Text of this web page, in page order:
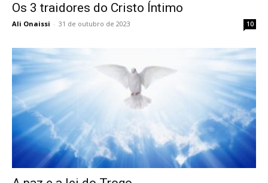
Os 3 traidores do Cristo Íntimo
Ali Onaissi - 31 de outubro de 2023 10